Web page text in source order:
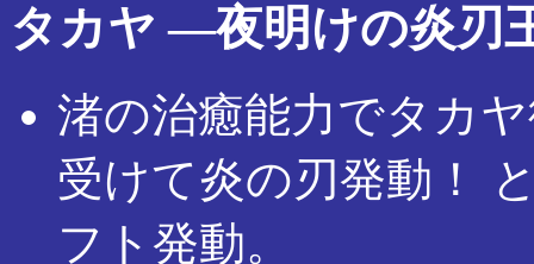
タカヤ ―夜明けの炎刃
渚の治癒能力でタカ
受けて炎の刃発動！
フト発動。